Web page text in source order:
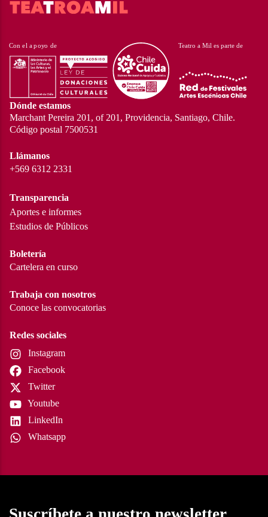
Dónde estamos
Marchant Pereira 201, of 201, Providencia, Santiago, Chile.
Código postal 7500531
Llámanos
+569 6312 2331
Transparencia
Aportes e informes
Estudios de Públicos
Boletería
Cartelera en curso
Trabaja con nosotros
Conoce las convocatorias
Redes sociales
Instagram
Facebook
Twitter
Youtube
LinkedIn
Whatsapp